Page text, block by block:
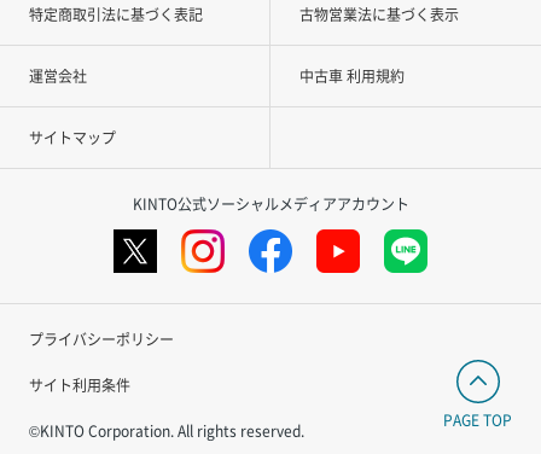
特定商取引法に基づく表記 古物営業法に基づく表示
運営会社 中古車 利用規約
サイトマップ
KINTO公式ソーシャルメディアアカウント
プライバシーポリシー
サイト利用条件
©KINTO Corporation. All rights reserved.
PAGE TOP